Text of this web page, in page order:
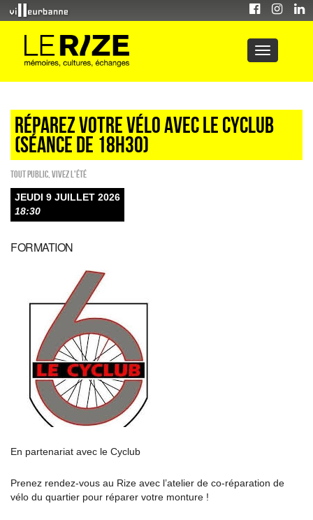
RÉPAREZ VOTRE VÉLO AVEC LE CYCLUB
(séance de 18h30)
Tout public Vivez l'été
JEUDI 9 JUILLET 2026
18:30
FORMATION
En partenariat avec le Cyclub
Prenez rendez-vous au Rize avec l’atelier de co-réparation de
vélo du quartier pour réparer votre monture !